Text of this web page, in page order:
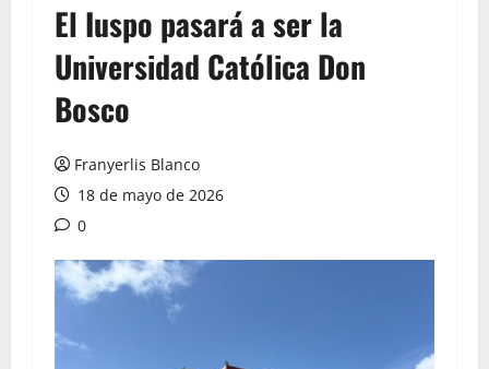
El Iuspo pasará a ser la
Universidad Católica Don
Bosco
Franyerlis Blanco
18 de mayo de 2026
0